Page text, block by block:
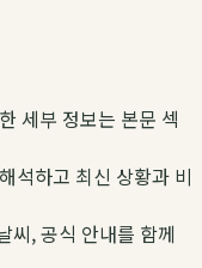
세부 정보는 본문 섹
석하고 최신 상황과 비
씨, 공식 안내를 함께